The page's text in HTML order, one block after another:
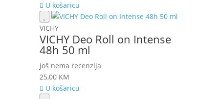
U košaricu
VICHY
VICHY Deo Roll on Intense
48h 50 ml
Još nema recenzija
25,00 KM
U košaricu